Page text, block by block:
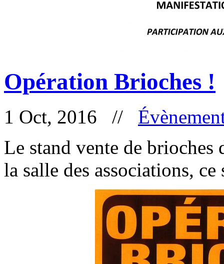
Opération Brioches !
1 Oct, 2016 //
Le stand vente de brioches
la salle des associations,